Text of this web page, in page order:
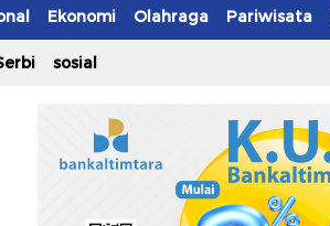
Ekonomi Olahraga Pariwisata
sosial